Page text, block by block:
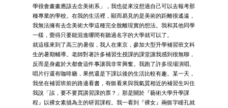
學很會畫畫應該去念美術系」，我也從來沒想過自己可以去報考那
種專業的學校。在我的生活裡，顯而易見的是美術的距離很遙遠，
我無法擁有去念美術大學這種完全脫離現實的想法。我和其他同學
一樣，覺得只要能混進哪間有聽過名字的大學就可以了。
就這樣來到了高三的暑假，我人在東京，參加大型升學補習班文科
生的暑期輔導。老師對著許多補習生授課的課堂讓我感到很無聊，
反而是身處於大都會這件事讓我非常興奮。我跑了許多現場演唱、
唱片行還有咖啡廳，果然還是下課以後的生活比較有趣。某一天，
我坐在補習班前的路邊看書，有個看來與我氣質相近的補習生叫住
我說「誒，要不要買講習課的票？」那是關於『藝術大學升學課
程』以裸女素描為主的研習課程。我一看到『裸女』兩個字瞳孔就